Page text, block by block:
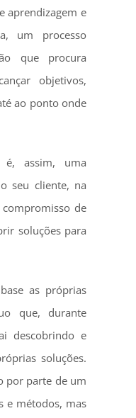
aprendizagem e
um processo
que procura
objetivos,
ao ponto onde
é, assim, uma
seu cliente, na
de
soluções para
as próprias
que, durante
descobrindo e
soluções.
por parte de um
e métodos, mas